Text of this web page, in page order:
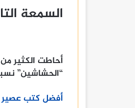
السمعة
أحاطت الكثير
“الحشاشين”
أفضل كتب عصير